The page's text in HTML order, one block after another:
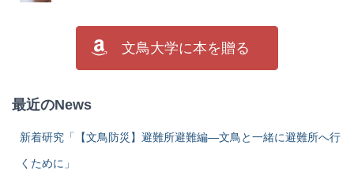
文鳥大学に本を贈る
最近のNews
新着研究「【文鳥防災】避難所避難編―文鳥と一緒に避難所へ行
くために」